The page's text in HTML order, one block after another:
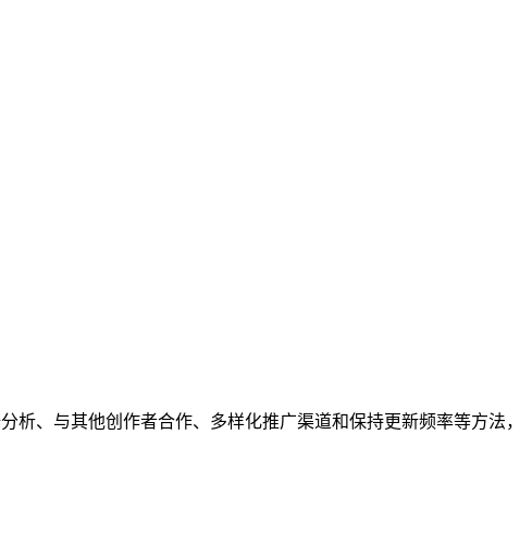
、与其他创作者合作、多样化推广渠道和保持更新频率等方法，